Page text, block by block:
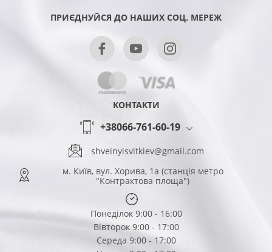
ПРИЄДНУЙСЯ ДО НАШИХ СОЦ. МЕРЕЖ
КОНТАКТИ
+38066-761-60-19
shveinyisvitkiev@gmail.com
м. Київ, вул. Хорива, 1а (станція метро
"Контрактова площа")
Понеділок 9:00 - 16:00
Вівторок 9:00 - 17:00
Середа 9:00 - 17:00